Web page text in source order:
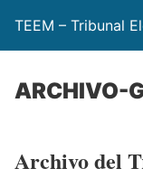
TEEM – Tribunal
ARCHIVO-
Archivo del